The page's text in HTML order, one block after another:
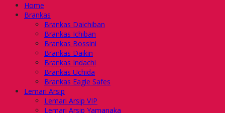
Home
Brankas
Brankas Daichiban
Brankas Ichiban
Brankas Bossini
Brankas Daikin
Brankas Indachi
Brankas Uchida
Brankas Eagle Safes
Lemari Arsip
Lemari Arsip VIP
Lemari Arsip Yamanaka